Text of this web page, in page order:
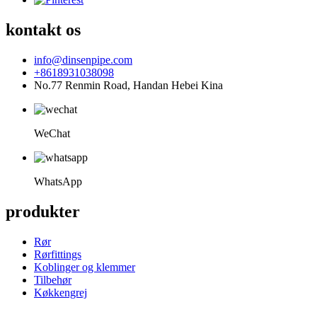
kontakt os
info@dinsenpipe.com
+8618931038098
No.77 Renmin Road, Handan Hebei Kina
WeChat
WhatsApp
produkter
Rør
Rørfittings
Koblinger og klemmer
Tilbehør
Køkkengrej